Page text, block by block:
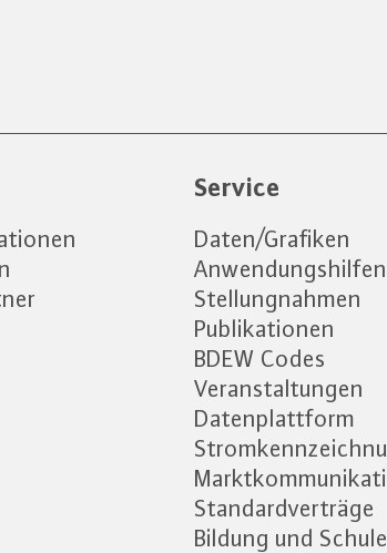
Service
Daten/Grafiken
Anwendungshilfen
Stellungnahmen
Publikationen
BDEW Codes
Veranstaltungen
Datenplattform
Standardverträge
Bildung und Schule